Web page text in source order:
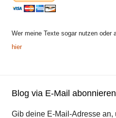
Wer meine Texte sogar nutzen
hier
Blog via E-Mail abonnieren
Gib deine E-Mail-Adresse an,